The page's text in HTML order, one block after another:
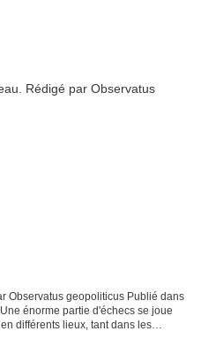
Observatus geopoliticus Publié dans
énorme partie d'échecs se joue
différents lieux, tant dans les